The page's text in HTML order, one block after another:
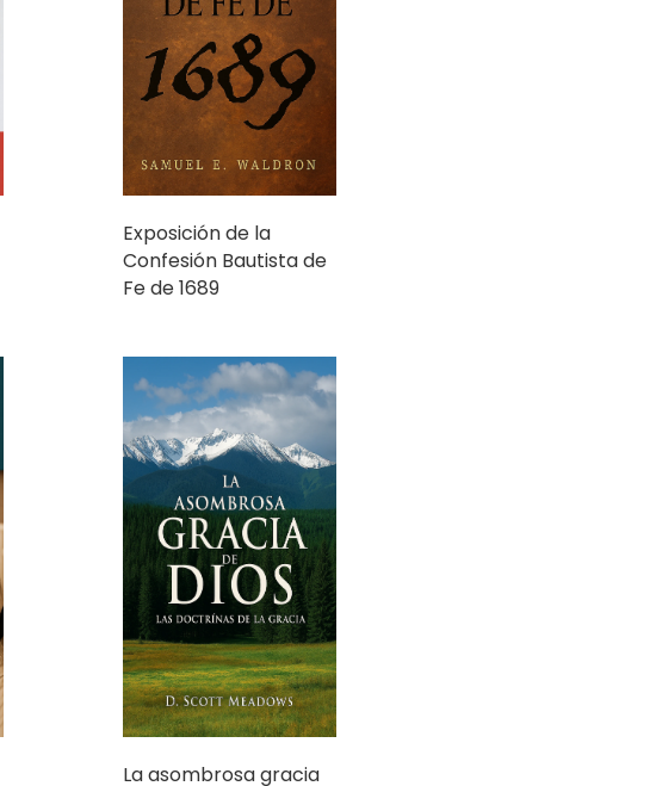
Exposición de la
Confesión Bautista de
Fe de 1689
La asombrosa gracia